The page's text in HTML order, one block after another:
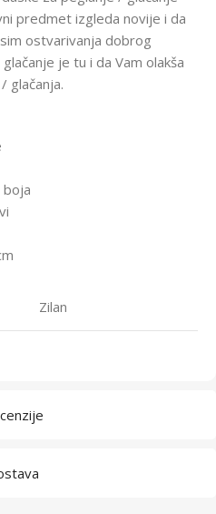
predmet izgleda novije i da
ostvarivanja dobrog
je tu i da Vam olakša
glačanja.
boja
Zilan